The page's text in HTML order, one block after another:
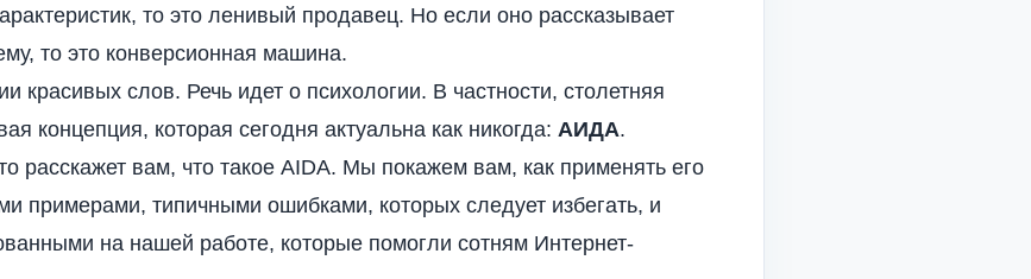
то это ленивый продавец. Но если оно рассказывает
то это конверсионная машина.
красивых слов. Речь идет о психологии. В частности, столетняя
концепция, которая сегодня актуальна как никогда: АИДА.
расскажет вам, что такое AIDA. Мы покажем вам, как применять его
примерами, типичными ошибками, которых следует избегать, и
на нашей работе, которые помогли сотням Интернет-